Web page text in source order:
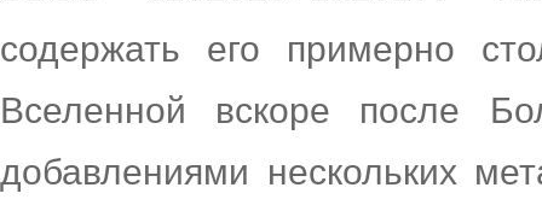
содержать его примерно
Вселенной вскоре после
добавлениями нескольких